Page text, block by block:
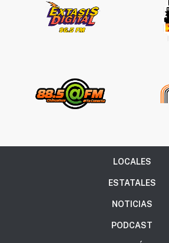
LOCALES
ESTATALES
NOTICIAS
PODCAST